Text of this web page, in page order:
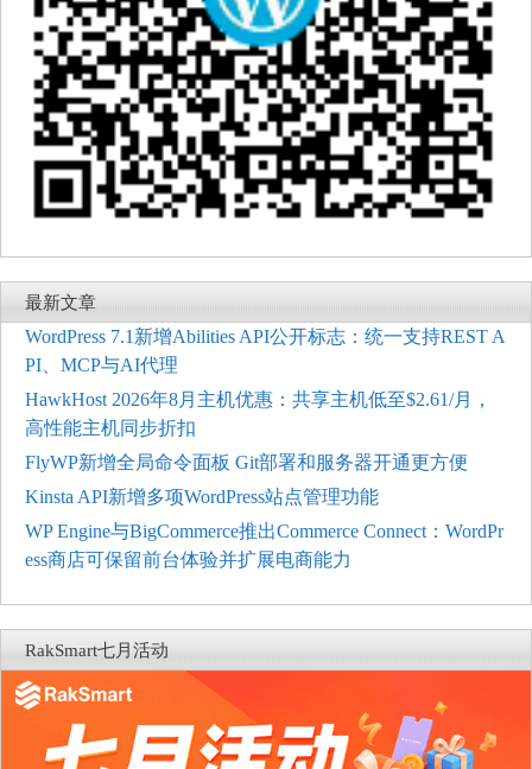
最新文章
WordPress 7.1新增Abilities API公开标志：统一支持REST A
PI、MCP与AI代理
HawkHost 2026年8月主机优惠：共享主机低至$2.61/月，
高性能主机同步折扣
FlyWP新增全局命令面板 Git部署和服务器开通更方便
Kinsta API新增多项WordPress站点管理功能
WP Engine与BigCommerce推出Commerce Connect：WordPr
ess商店可保留前台体验并扩展电商能力
RakSmart七月活动